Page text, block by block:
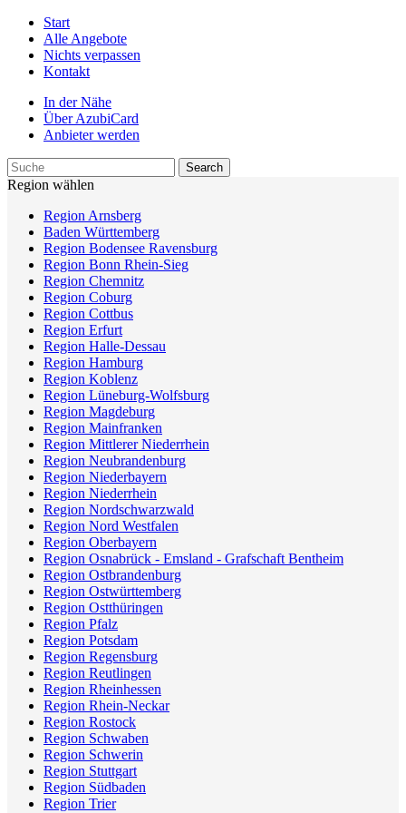
Start
Alle Angebote
Nichts verpassen
Kontakt
In der Nähe
Über AzubiCard
Anbieter werden
Region wählen
Region Arnsberg
Baden Württemberg
Region Bodensee Ravensburg
Region Bonn Rhein-Sieg
Region Chemnitz
Region Coburg
Region Cottbus
Region Erfurt
Region Halle-Dessau
Region Hamburg
Region Koblenz
Region Lüneburg-Wolfsburg
Region Magdeburg
Region Mainfranken
Region Mittlerer Niederrhein
Region Neubrandenburg
Region Niederbayern
Region Niederrhein
Region Nordschwarzwald
Region Nord Westfalen
Region Oberbayern
Region Osnabrück - Emsland - Grafschaft Bentheim
Region Ostbrandenburg
Region Ostwürttemberg
Region Ostthüringen
Region Pfalz
Region Potsdam
Region Regensburg
Region Reutlingen
Region Rheinhessen
Region Rhein-Neckar
Region Rostock
Region Schwaben
Region Schwerin
Region Stuttgart
Region Südbaden
Region Trier